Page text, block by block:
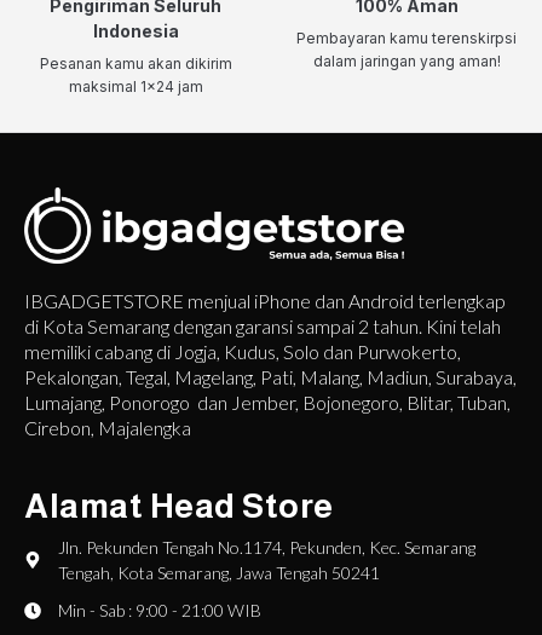
Pengiriman Seluruh
Indonesia
Pesanan kamu akan dikirim
maksimal 1x24 jam
100% Aman
Pembayaran kamu terenskirpsi
dalam jaringan yang aman!
IBGADGETSTORE menjual iPhone dan Android terlengkap
di Kota Semarang dengan garansi sampai 2 tahun. Kini telah
memiliki cabang di Jogja, Kudus, Solo dan Purwokerto,
Pekalongan, Tegal, Magelang, Pati, Malang, Madiun, Surabaya,
Lumajang, Ponorogo dan Jember, Bojonegoro, Blitar, Tuban,
Cirebon, Majalengka
Alamat Head Store
Jln. Pekunden Tengah No.1174, Pekunden, Kec. Semarang
Tengah, Kota Semarang, Jawa Tengah 50241
Min - Sab : 9:00 - 21:00 WIB